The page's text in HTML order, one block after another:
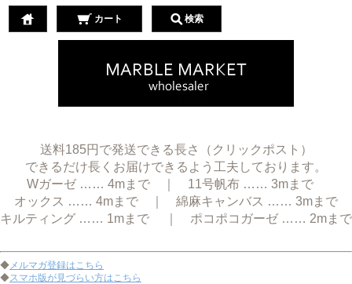
カート 検索
送料185円で発送できる長さ（クリックポスト）
できるだけ長くお届けできるよう工夫しております。
Wガーゼ …… 4mまで ｜ 11号帆布 …… 3mまで
オックス …… 4mまで ｜ 綿麻キャンバス …… 3mまで
キルティング …… 1mまで ｜ ポコポコガーゼ …… 2mまで
◆メルマガ登録はこちら
◆スマホ版が見づらい方はこちら